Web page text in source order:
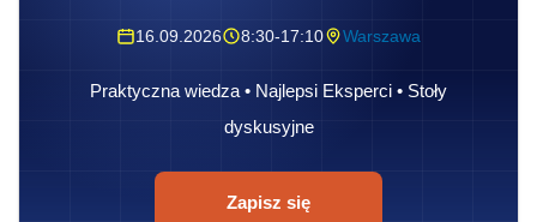
16.09.2026 8:30-17:10 Warszawa
Praktyczna wiedza • Najlepsi Eksperci • Stoły
dyskusyjne
Zapisz się